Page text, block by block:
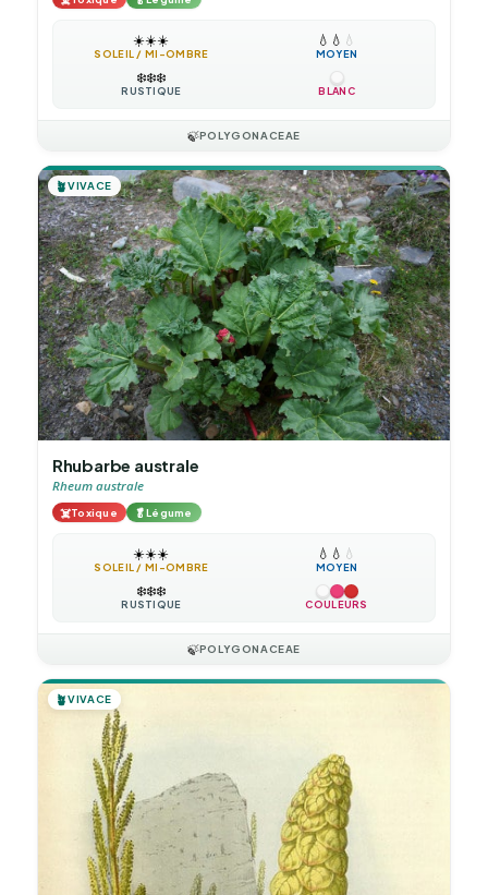
☀️☀️☀️
SOLEIL / MI-OMBRE
💧 💧 💧
MOYEN
❄️❄️❄️
RUSTIQUE BLANC
🍃POLYGONACEAE
🪴VIVACE
Rhubarbe australe
Rheum australe
☠️Toxique 🥬Légume
☀️☀️☀️
SOLEIL / MI-OMBRE
💧 💧 💧
MOYEN
❄️❄️❄️
RUSTIQUE COULEURS
🍃POLYGONACEAE
🪴VIVACE